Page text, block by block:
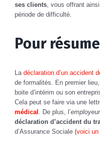
ses clients , vous offrant
période de difficulté.
Pour
La déclaration d’un accident
de formalités. En premier
boite d’intérim ou son
Cela peut se faire via une
médical
. De plus, l’employeur
déclaration d’accident du
d’Assurance Sociale (voici un